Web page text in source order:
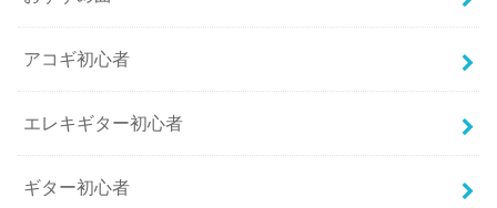
アコギ初心者
エレキギター初心者
ギター初心者